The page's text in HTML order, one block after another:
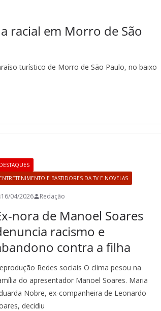
racial em Morro de São
turístico de Morro de São Paulo, no baixo
DESTAQUES
ENTRETENIMENTO E BASTIDORES DA TV E NOVELAS
16/04/2026 Redação
nora de Manoel Soares
racismo e
contra a filha
Redes sociais O clima pesou na
do apresentador Manoel Soares. Maria
Nobre, ex-companheira de Leonardo
decidiu